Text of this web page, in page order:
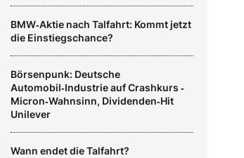
BMW‑Aktie nach Talfahrt: Kommt jetzt
die Einstiegschance?
Börsenpunk: Deutsche
Automobil‑Industrie auf Crashkurs ‑
Micron‑Wahnsinn, Dividenden‑Hit
Unilever
Wann endet die Talfahrt?